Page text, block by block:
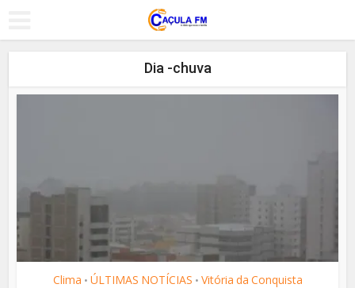
Dia -chuva
Clima • ÚLTIMAS NOTÍCIAS • Vitória da Conquista